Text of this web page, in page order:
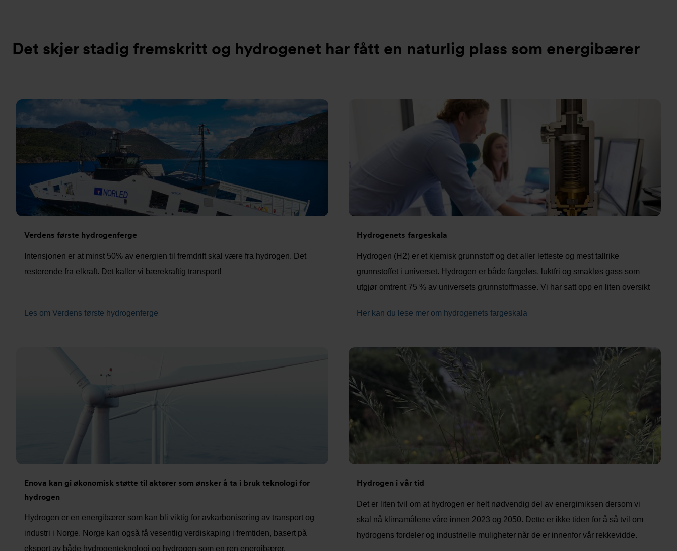
Det skjer stadig fremskritt og hydrogenet har fått en naturlig plass som energibærer
Verdens første hydrogenferge
Intensjonen er at minst 50% av energien til fremdrift skal være fra hydrogen. Det
resterende fra elkraft. Det kaller vi bærekraftig transport!
Les om Verdens første hydrogenferge
Hydrogenets fargeskala
Hydrogen (H2) er et kjemisk grunnstoff og det aller letteste og mest tallrike
grunnstoffet i universet. Hydrogen er både fargeløs, luktfri og smakløs gass som
utgjør omtrent 75 % av universets grunnstoffmasse. Vi har satt opp en liten oversikt
Her kan du lese mer om hydrogenets fargeskala
Enova kan gi økonomisk støtte til aktører som ønsker å ta i bruk teknologi for
hydrogen
Hydrogen er en energibærer som kan bli viktig for avkarbonisering av transport og
industri i Norge. Norge kan også få vesentlig verdiskaping i fremtiden, basert på
eksport av både hydrogenteknologi og hydrogen som en ren energibærer.
Hydrogen i vår tid
Det er liten tvil om at hydrogen er helt nødvendig del av energimiksen dersom vi
skal nå klimamålene våre innen 2023 og 2050. Dette er ikke tiden for å så tvil om
hydrogens fordeler og industrielle muligheter når de er innenfor vår rekkevidde.